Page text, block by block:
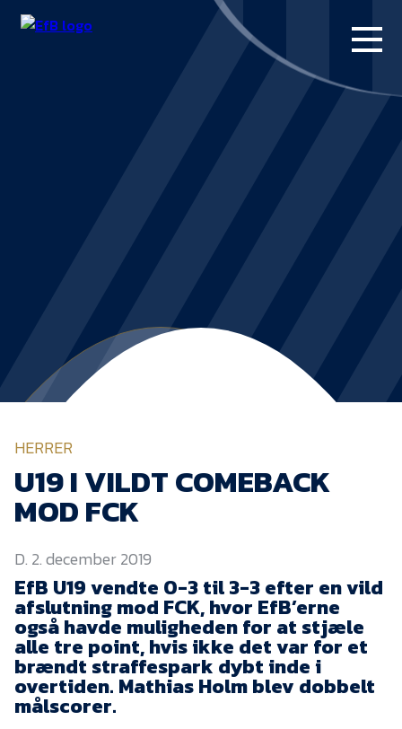
BLUE WATER
ARENA
NYHEDER
EfB Akademi
Sydvestjysk Fodbold
Samarbejde
Partnere
Blue Water Arena
Aktionærinformation
HERRER
U19 I VILDT COMEBACK
MOD FCK
D. 2. december 2019
EfB U19 vendte 0-3 til 3-3 efter en vild
afslutning mod FCK, hvor EfB’erne
også havde muligheden for at stjæle
alle tre point, hvis ikke det var for et
brændt straffespark dybt inde i
overtiden. Mathias Holm blev dobbelt
målscorer.